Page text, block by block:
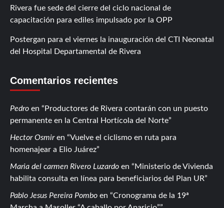
Rivera fue sede del cierre del ciclo nacional de
capacitación para ediles impulsado por la OPP
Postergan para el viernes la inauguración del CTI Neonatal
del Hospital Departamental de Rivera
Comentarios recientes
Pedro en
Productores de Rivera contarán con un puesto
permanente en la Central Hortícola del Norte
Hector Osmiren
Vuelve el ciclismo en ruta para
homenajear a Elio Juárez
Maria del carmen Rivero Luzardo en
Ministerio de Vivienda
habilita consulta en línea para beneficiarios del Plan UR
Pablo Jesus Pereira Pombo en
Cronograma de la 19ª